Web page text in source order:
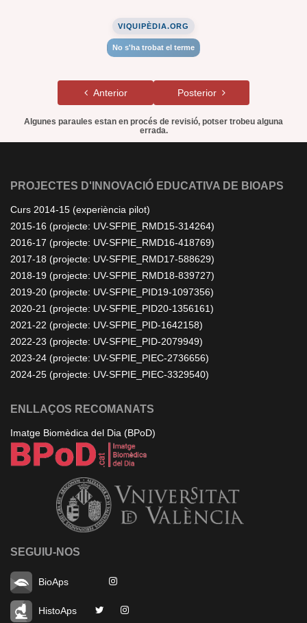
VIQUIPÈDIA.ORG
No s'ha trobat el terme
Anterior Posterior
Algunes paraules estan en procés de revisió, potser trobeu alguna
errada.
PROJECTES D'INNOVACIÓ EDUCATIVA DE BIOAPS
Curs 2014-15 (experiència pilot)
2015-16 (projecte: UV-SFPIE_RMD15-314264)
2016-17 (projecte: UV-SFPIE_RMD16-418769)
2017-18 (projecte: UV-SFPIE_RMD17-588629)
2018-19 (projecte: UV-SFPIE_RMD18-839727)
2019-20 (projecte: UV-SFPIE_PID19-1097356)
2020-21 (projecte: UV-SFPIE_PID20-1356161)
2021-22 (projecte: UV-SFPIE_PID-1642158)
2022-23 (projecte: UV-SFPIE_PID-2079949)
2023-24 (projecte: UV-SFPIE_PIEC-2736656)
2024-25 (projecte: UV-SFPIE_PIEC-3329540)
ENLLAÇOS RECOMANATS
Imatge Biomèdica del Dia (BPoD)
SEGUIU-NOS
BioAps
HistoAps